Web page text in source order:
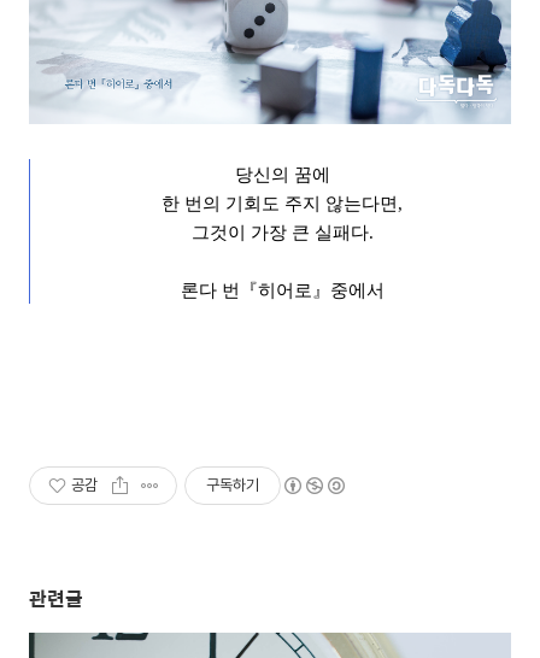
당신의 꿈에
한 번의 기회도 주지 않는다면 ,
그것이 가장 큰 실패다.
론다 번 『히어로 』 중에서
공감 구독하기
관련글